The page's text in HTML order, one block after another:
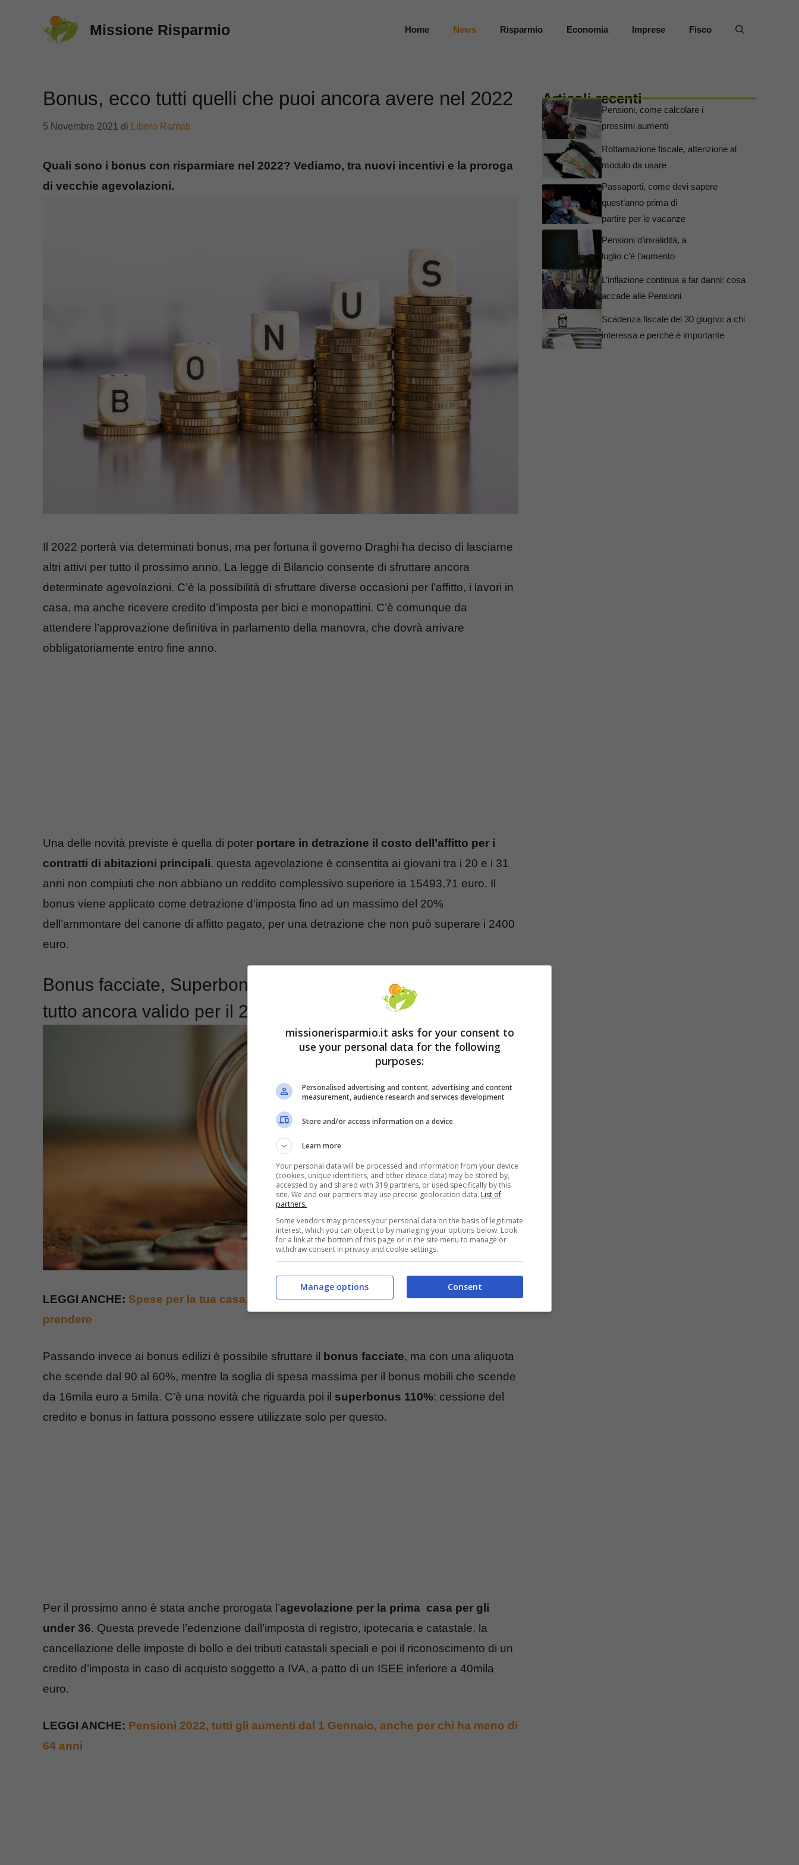
Missione Risparmio Home News Risparmio Economia Imprese Fisco
Bonus, ecco tutti quelli che puoi ancora avere nel 2022
5 Novembre 2021 di Libero Ramati
Quali sono i bonus con risparmiare nel 2022? Vediamo, tra nuovi incentivi e la proroga
di vecchie agevolazioni.
Il 2022 porterà via determinati bonus, ma per fortuna il governo Draghi ha deciso di lasciarne
altri attivi per tutto il prossimo anno. La legge di Bilancio consente di sfruttare ancora
determinate agevolazioni. C’è la possibilità di sfruttare diverse occasioni per l’affitto, i lavori in
casa, ma anche ricevere credito d’imposta per bici e monopattini. C’è comunque da
attendere l’approvazione definitiva in parlamento della manovra, che dovrà arrivare
obbligatoriamente entro fine anno.
Una delle novità previste è quella di poter portare in detrazione il costo dell’affitto per i
contratti di abitazioni principali. questa agevolazione è consentita ai giovani tra i 20 e i 31
anni non compiuti che non abbiano un reddito complessivo superiore ia 15493,71 euro. Il
bonus viene applicato come detrazione d’imposta fino ad un massimo del 20%
dell’ammontare del canone di affitto pagato, per una detrazione che non può superare i 2400
euro.
Bonus facciate, Superbonus e agevolazione prima casa:
tutto ancora valido per il 2022
LEGGI ANCHE: Spese per la tua casa, il bonus da 1000 euro che fai ancora in tempo a
prendere
Passando invece ai bonus edilizi è possibile sfruttare il bonus facciate, ma con una aliquota
che scende dal 90 al 60%, mentre la soglia di spesa massima per il bonus mobili che scende
da 16mila euro a 5mila. C’è una novità che riguarda poi il superbonus 110%: cessione del
credito e bonus in fattura possono essere utilizzate solo per questo.
Per il prossimo anno è stata anche prorogata l’agevolazione per la prima casa per gli
under 36. Questa prevede l’edenzione dall’imposta di registro, ipotecaria e catastale, la
cancellazione delle imposte di bollo e dei tributi catastali speciali e poi il riconoscimento di un
credito d’imposta in caso di acquisto soggetto a IVA, a patto di un ISEE inferiore a 40mila
euro.
LEGGI ANCHE: Pensioni 2022, tutti gli aumenti dal 1 Gennaio, anche per chi ha meno di
64 anni
Articoli recenti
Pensioni, come calcolare i
prossimi aumenti
Rottamazione fiscale, attenzione al
modulo da usare
Passaporti, come devi sapere
quest’anno prima di
partire per le vacanze
Pensioni d’invalidità, a
luglio c’è l’aumento
L’inflazione continua a far danni: cosa
accade alle Pensioni
Scadenza fiscale del 30 giugno: a chi
interessa e perché è importante
missionerisparmio.it asks for your consent to
use your personal data for the following
purposes:
Personalised advertising and content, advertising and content
measurement, audience research and services development
Store and/or access information on a device
Learn more
Your personal data will be processed and information from your device
(cookies, unique identifiers, and other device data) may be stored by,
accessed by and shared with 319 partners, or used specifically by this
site. We and our partners may use precise geolocation data. List of
partners.
Some vendors may process your personal data on the basis of legitimate
interest, which you can object to by managing your options below. Look
for a link at the bottom of this page or in the site menu to manage or
withdraw consent in privacy and cookie settings.
Consent
Manage options